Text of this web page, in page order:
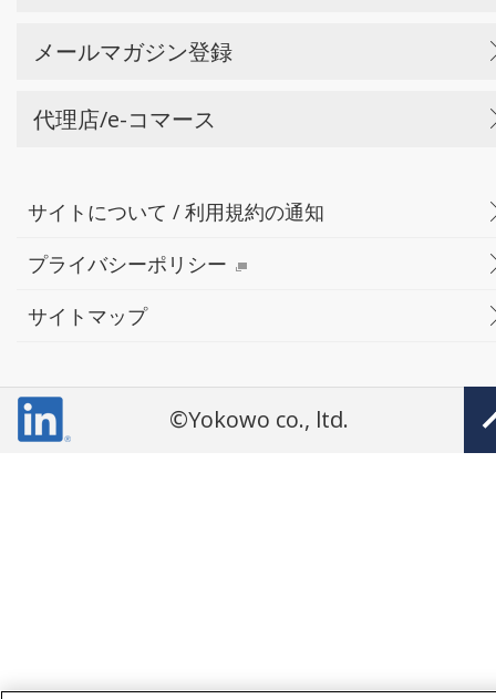
メールマガジン登録
代理店/e-コマース
サイトについて / 利用規約の通知
プライバシーポリシー
サイトマップ
©Yokowo co., ltd.